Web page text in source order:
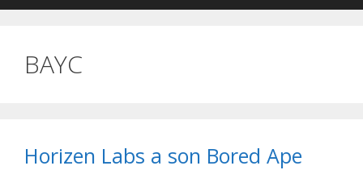
BAYC
Horizen Labs a son Bored Ape